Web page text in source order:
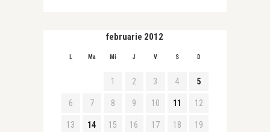
februarie 2012
L Ma Mi J V S D
1 2 3 4 5
6 7 8 9 10 11 12
13 14 15 16 17 18 19